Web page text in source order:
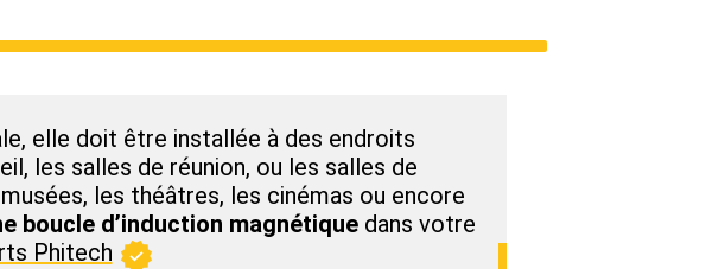
elle doit être installée à des endroits
les salles de réunion, ou les salles de
les théâtres, les cinémas ou encore
boucle d’induction magnétique dans votre
Phitech